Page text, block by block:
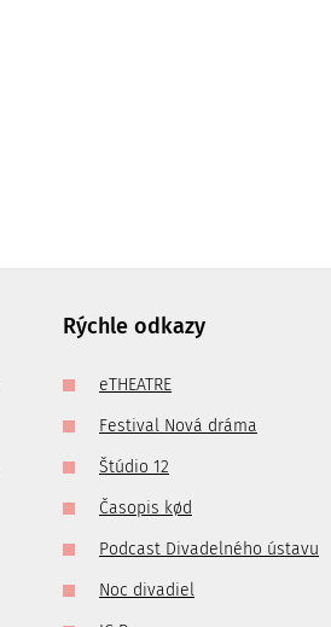
Rýchle odkazy
eTHEATRE
Festival Nová dráma
Štúdio 12
Časopis kød
Podcast Divadelného ústavu
Noc divadiel